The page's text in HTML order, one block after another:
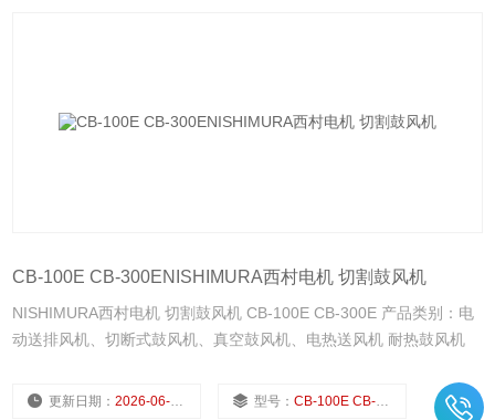
CB-100E CB-300ENISHIMURA西村电机 切割鼓风机
NISHIMURA西村电机 切割鼓风机 CB-100E CB-300E 产品类别：电
动送排风机、切断式鼓风机、真空鼓风机、电热送风机 耐热鼓风机
更新日期：2026-06-16 型号：CB-100E CB-300E